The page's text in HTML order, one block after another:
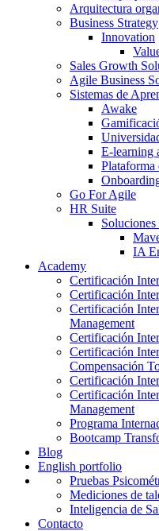
Arquitectura
Business Strategy
Innovation
Sales Growth
Agile Business
Sistemas de
Awake
E-learning
Plataforma
Go For Agile
HR Suite
IA
Academy
Certificación
Certificación
Certificación
Management
Certificación
Certificación
Compensación
Certificación
Certificación
Management
Programa
Bootcamp
Blog
English portfolio
Pruebas
Mediciones de
Inteligencia de
Contacto